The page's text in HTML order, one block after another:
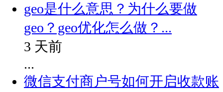
geo是什么意思？为什么要做
geo？geo优化怎么做？...
3 天前
...
微信支付商户号如何开启收款账